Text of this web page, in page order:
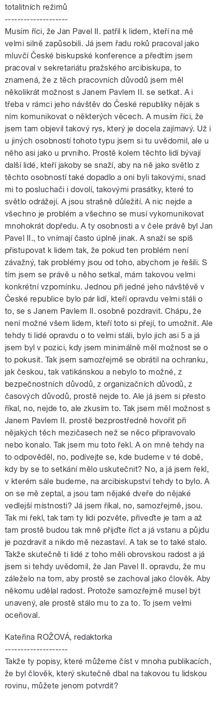
totalitních režimů
--------------------
Musím říci, že Jan Pavel II. patřil k lidem, kteří na mě
velmi silně zapůsobili. Já jsem řadu roků pracoval jako
mluvčí České biskupské konference a předtím jsem
pracoval v sekretariátu pražského arcibiskupa, to
znamená, že z těch pracovních důvodů jsem měl
několikrát možnost s Janem Pavlem II. se setkat. A i
třeba v rámci jeho návštěv do České republiky nějak s
ním komunikovat o některých věcech. A musím říci, že
jsem tam objevil takový rys, který je docela zajímavý. Už i
u jiných osobností tohoto typu jsem si tu uvědomil, ale u
něho asi jako u prvního. Prostě kolem těchto lidí bývají
další lidé, kteří jakoby se snaží, aby na ně jako světlo z
těchto osobností také dopadlo a oni byli takovými, snad
mi to posluchači i dovolí, takovými prasátky, které to
světlo odrážejí. A jsou strašně důležití. A nic nejde a
všechno je problém a všechno se musí vykomunikovat
mnohokrát dopředu. A ty osobnosti a v čele právě byl Jan
Pavel II., to vnímají často úplně jinak. A snaží se spíš
přistupovat k lidem tak, že pokud ten problém není
závažný, tak problémy jsou od toho, abychom je řešili. S
tím jsem se právě u něho setkal, mám takovou velmi
konkrétní vzpomínku. Jednou při jedné jeho návštěvě v
České republice bylo pár lidí, kteří opravdu velmi stáli o
to, se s Janem Pavlem II. osobně pozdravit. Chápu, že
není možné všem lidem, kteří toto si přejí, to umožnit. Ale
tehdy ti lidé opravdu o to velmi stáli, bylo jich asi 5 a já
jsem byl v pozici, kdy jsem minimálně měl možnost se o
to pokusit. Tak jsem samozřejmě se obrátil na ochranku,
jak českou, tak vatikánskou a nebylo to možné, z
bezpečnostních důvodů, z organizačních důvodů, z
časových důvodů, prostě nejde to. Ale já jsem si přesto
říkal, no, nejde to, ale zkusím to. Tak jsem měl možnost s
Janem Pavlem II. prostě bezprostředně hovořit při
nějakých těch mezičasech než se něco připravovalo
nebo konalo. Tak jsem mu toto řekl. A on mně tehdy na
to odpověděl, no, podívejte se, kde budeme v té době,
kdy by se to setkání mělo uskutečnit? No, a já jsem řekl,
v kterém sále budeme, na arcibiskupství tehdy to bylo. A
on se mě zeptal, a jsou tam nějaké dveře do nějaké
vedlejší místnosti? Já jsem říkal, no, samozřejmě, jsou.
Tak mi řekl, tak tam ty lidi pozvěte, přiveďte je tam a až
tam prostě budou tak mně přijďte říct a já vstanu a půjdu
je pozdravit a nikdo mě nezastaví. A tak se to také stalo.
Takže skutečně ti lidé z toho měli obrovskou radost a já
jsem si tehdy uvědomil, že Jan Pavel II. opravdu, že mu
záleželo na tom, aby prostě se zachoval jako člověk. Aby
někomu udělal radost. Protože samozřejmě musel být
unavený, ale prostě stálo mu to za to. To jsem velmi
oceňoval.
Kateřina ROŽOVÁ, redaktorka
--------------------
Takže ty popisy, které můžeme číst v mnoha publikacích,
že byl člověk, který skutečně dbal na takovou tu lidskou
rovinu, můžete jenom potvrdit?